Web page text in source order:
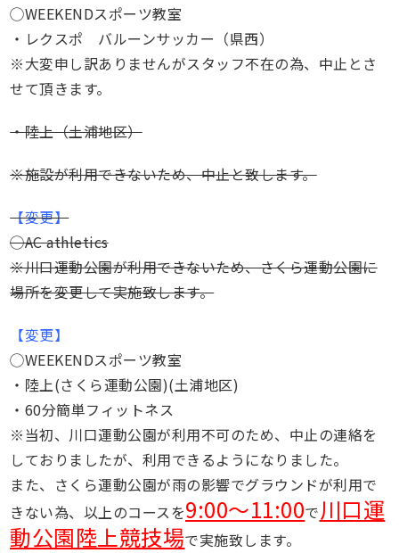
◯WEEKENDスポーツ教室
・レクスポ バルーンサッカー（県西）
※大変申し訳ありませんがスタッフ不在の為、中止とさ
せて頂きます。
・陸上（土浦地区）
※施設が利用できないため、中止と致します。
【変更】
◯AC athletics
※川口運動公園が利用できないため、さくら運動公園に
場所を変更して実施致します。
【変更】
◯WEEKENDスポーツ教室
・陸上(さくら運動公園)(土浦地区)
・60分簡単フィットネス
※当初、川口運動公園が利用不可のため、中止の連絡を
しておりましたが、利用できるようになりました。
また、さくら運動公園が雨の影響でグラウンドが利用で
きない為、以上のコースを9:00〜11:00で川口運
動公園陸上競技場で実施致します。